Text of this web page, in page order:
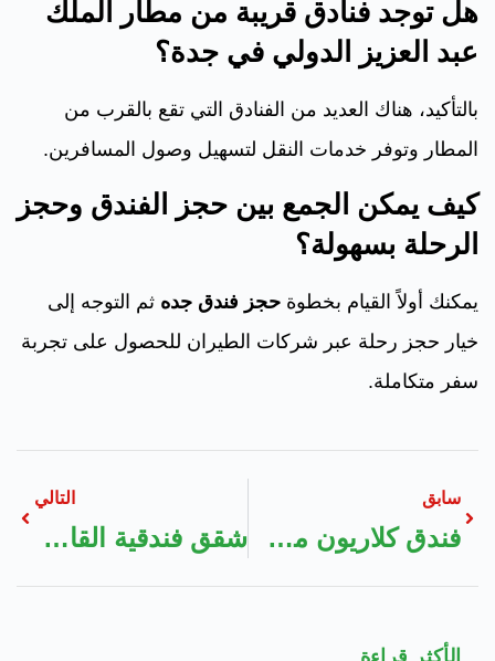
هل توجد فنادق قريبة من مطار الملك
عبد العزيز الدولي في جدة؟
بالتأكيد، هناك العديد من الفنادق التي تقع بالقرب من
المطار وتوفر خدمات النقل لتسهيل وصول المسافرين.
كيف يمكن الجمع بين حجز الفندق وحجز
الرحلة بسهولة؟
يمكنك أولاً القيام بخطوة حجز فندق جده ثم التوجه إلى
خيار حجز رحلة عبر شركات الطيران للحصول على تجربة
سفر متكاملة.
سابق
فندق كلاريون مطار جدة
التالي
شقق فندقية القاهرة